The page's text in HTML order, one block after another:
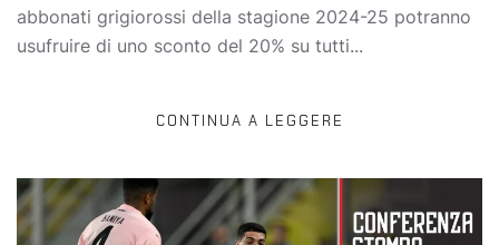
abbonati grigiorossi della stagione 2024-25 potranno
usufruire di uno sconto del 20% su tutti...
CONTINUA A LEGGERE